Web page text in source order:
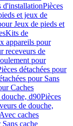
d'installationPièces
et jeux de
Jeux de pieds et
Kits de
appareils pour
receveurs de
pour
détachées pour
pour Sans
Caches
d90Pièces
de douche,
caches
Sans cache